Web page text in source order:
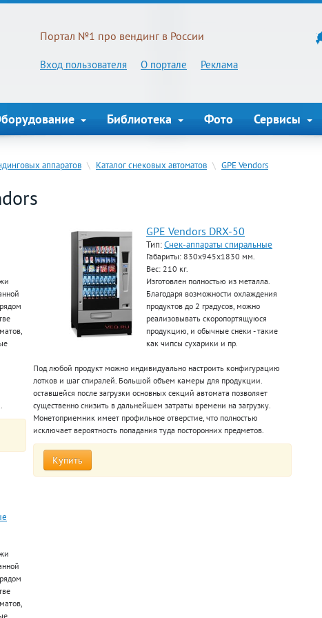
Портал №1 про вендинг в России
Вход пользователя О портале Реклама
Библиотека Фото Сервисы
аппаратов \ Каталог снековых автоматов \ GPE Vendors
GPE Vendors DRX-50
Тип:Снек-аппараты спиральные
Габариты: 830х945х1830 мм.
Вес: 210 кг.
Изготовлен полностью из металла.
Благодаря возможности охлаждения
продуктов до 2 градусов, можно
реализовывать скоропортящуюся
продукцию, и обычные снеки - такие
как чипсы сухарики и пр.
Под любой продукт можно индивидуально настроить конфигурацию
лотков и шаг спиралей. Большой объем камеры для продукции.
оставшейся после загрузки основных секций автомата позволяет
существенно снизить в дальнейшем затраты времени на загрузку.
Монетоприемник имеет профильное отверстие, что полностью
исключает вероятность попадания туда посторонних предметов.
Купить